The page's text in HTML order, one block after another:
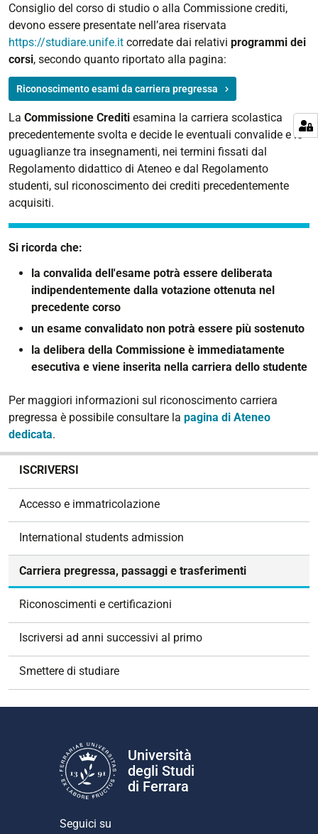
Consiglio del corso di studio o alla Commissione crediti,
devono essere presentate nell’area riservata
https://studiare.unife.it corredate dai relativi programmi dei
corsi, secondo quanto riportato alla pagina:
Riconoscimento esami da carriera pregressa
La Commissione Crediti esamina la carriera scolastica
precedentemente svolta e decide le eventuali convalide e le
uguaglianze tra insegnamenti, nei termini fissati dal
Regolamento didattico di Ateneo e dal Regolamento
studenti, sul riconoscimento dei crediti precedentemente
acquisiti.
Si ricorda che:
la convalida dell'esame potrà essere deliberata
indipendentemente dalla votazione ottenuta nel
precedente corso
un esame convalidato non potrà essere più sostenuto
la delibera della Commissione è immediatamente
esecutiva e viene inserita nella carriera dello studente
Per maggiori informazioni sul riconoscimento carriera
pregressa è possibile consultare la pagina di Ateneo
dedicata.
ISCRIVERSI
Accesso e immatricolazione
International students admission
Carriera pregressa, passaggi e trasferimenti
Riconoscimenti e certificazioni
Iscriversi ad anni successivi al primo
Smettere di studiare
Università
degli Studi
di Ferrara
Seguici su